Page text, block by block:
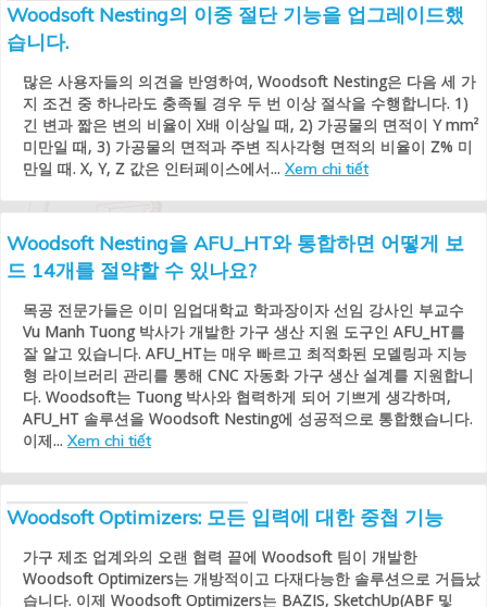
Woodsoft Nesting의 이중 절단 기능을 업그레이드했
습니다.
많은 사용자들의 의견을 반영하여, Woodsoft Nesting은 다음 세 가
지 조건 중 하나라도 충족될 경우 두 번 이상 절삭을 수행합니다. 1)
긴 변과 짧은 변의 비율이 X배 이상일 때, 2) 가공물의 면적이 Y mm²
미만일 때, 3) 가공물의 면적과 주변 직사각형 면적의 비율이 Z% 미
만일 때. X, Y, Z 값은 인터페이스에서... Xem chi tiết
Woodsoft Nesting을 AFU_HT와 통합하면 어떻게 보
드 14개를 절약할 수 있나요?
목공 전문가들은 이미 임업대학교 학과장이자 선임 강사인 부교수
Vu Manh Tuong 박사가 개발한 가구 생산 지원 도구인 AFU_HT를
잘 알고 있습니다. AFU_HT는 매우 빠르고 최적화된 모델링과 지능
형 라이브러리 관리를 통해 CNC 자동화 가구 생산 설계를 지원합니
다. Woodsoft는 Tuong 박사와 협력하게 되어 기쁘게 생각하며,
AFU_HT 솔루션을 Woodsoft Nesting에 성공적으로 통합했습니다.
이제... Xem chi tiết
Woodsoft Optimizers: 모든 입력에 대한 중첩 기능
가구 제조 업계와의 오랜 협력 끝에 Woodsoft 팀이 개발한
Woodsoft Optimizers는 개방적이고 다재다능한 솔루션으로 거듭났
습니다. 이제 Woodsoft Optimizers는 BAZIS, SketchUp(ABF 및